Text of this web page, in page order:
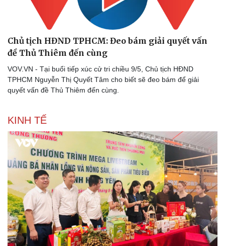
Doanh nghiệp
Thông tin doanh nghiệp
Doanh nghiệp 24h
Doanh nhân
Vì cộng đồng
Công nghệ
Sành điệu
Tin Công nghệ
Trải nghiệm
Chuyển đổi số
Chủ tịch HĐND TPHCM: Đeo bám giải quyết vấn
đề Thủ Thiêm đến cùng
VOV.VN - Tại buổi tiếp xúc cử tri chiều 9/5, Chủ tịch HĐND
TPHCM Nguyễn Thị Quyết Tâm cho biết sẽ đeo bám để giải
quyết vấn đề Thủ Thiêm đến cùng.
KINH TẾ